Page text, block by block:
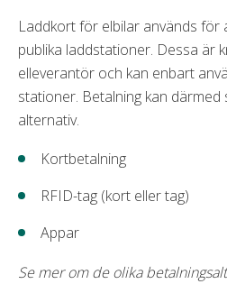
Förseningsavgift
Övertrasseringsavgift
Minsta belopp att betala
Gratis extrakort
Krav
Minst 18 år
Inga betalningsanmärkningar
Laddkort för elbilar används för
publika laddstationer. Dessa är
elleverantör och kan enbart
stationer. Betalning kan därmed
alternativ.
Kortbetalning
RFID-tag (kort eller tag)
Appar
Se mer om de olika